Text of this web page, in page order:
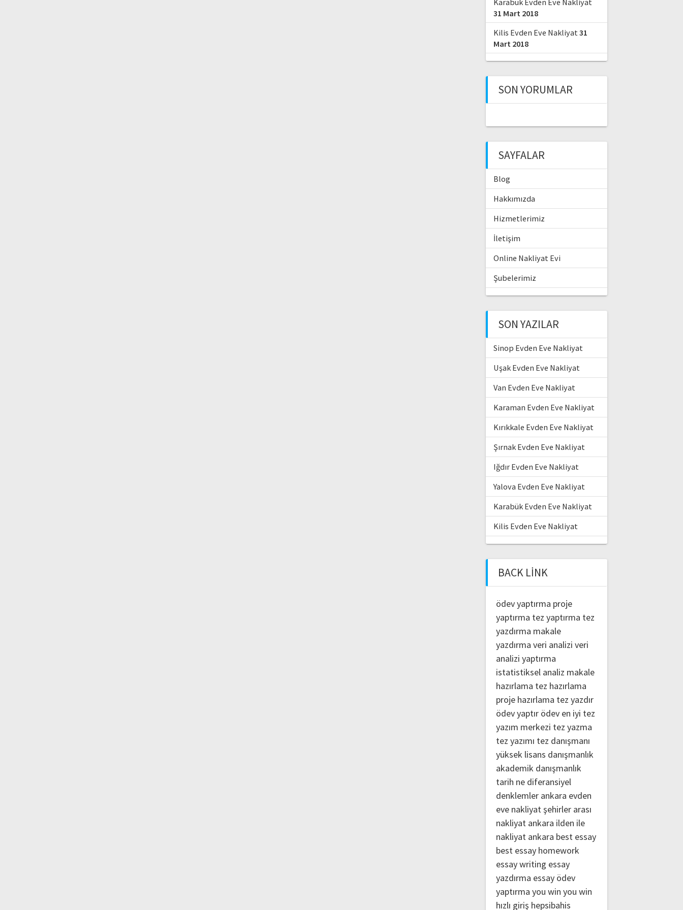
Karabük Evden Eve Nakliyat
31 Mart 2018
Kilis Evden Eve Nakliyat31
Mart 2018
SON YORUMLAR
SAYFALAR
Blog
Hakkımızda
Hizmetlerimiz
İletişim
Online Nakliyat Evi
Şubelerimiz
SON YAZILAR
Sinop Evden Eve Nakliyat
Uşak Evden Eve Nakliyat
Van Evden Eve Nakliyat
Karaman Evden Eve Nakliyat
Kırıkkale Evden Eve Nakliyat
Şırnak Evden Eve Nakliyat
Iğdır Evden Eve Nakliyat
Yalova Evden Eve Nakliyat
Karabük Evden Eve Nakliyat
Kilis Evden Eve Nakliyat
BACK LINK
ödev yaptırma proje
yaptırma tez yaptırma tez
yazdırma makale
yazdırma veri analizi veri
analizi yaptırma
istatistiksel analiz makale
hazırlama tez hazırlama
proje hazırlama tez yazdır
ödev yaptır ödev en iyi tez
yazım merkezi tez yazma
tez yazımı tez danışmanı
yüksek lisans danışmanlık
akademik danışmanlık
tarih ne diferansiyel
denklemler ankara evden
eve nakliyatşehirler arası
nakliyat ankara ilden ile
nakliyat ankara best essay
best essay homework
essay writing essay
yazdırma essay ödev
yaptırma you win you win
hızlı giriş hepsibahis